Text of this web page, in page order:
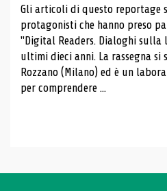
Gli articoli di questo reportage
protagonisti che hanno preso
"Digital Readers. Dialoghi
ultimi dieci anni. La rassegna si
Rozzano (Milano) ed è un
per comprendere ...